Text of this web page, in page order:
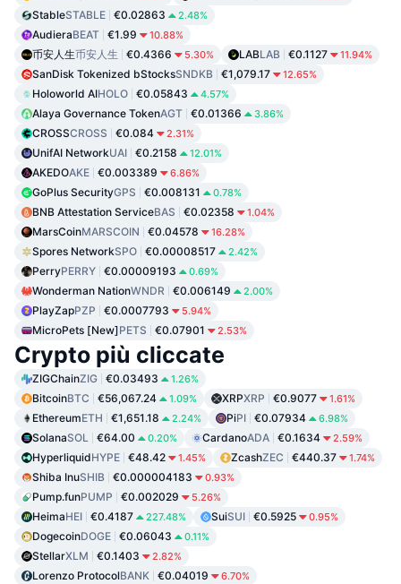
StableSTABLE €0.02863 2.48%
AudieraBEAT €1.99 10.88%
币安人生币安人生 €0.4366 5.30% LABLAB €0.1127 11.94%
SanDisk Tokenized bStocksSNDKB €1,079.17 12.65%
Holoworld AIHOLO €0.05843 4.57%
Alaya Governance TokenAGT €0.01366 3.86%
CROSSCROSS €0.084 2.31%
UnifAI NetworkUAI €0.2158 12.01%
AKEDOAKE €0.003389 6.86%
GoPlus SecurityGPS €0.008131 0.78%
BNB Attestation ServiceBAS €0.02358 1.04%
MarsCoinMARSCOIN €0.04578 16.28%
Spores NetworkSPO €0.00008517 2.42%
PerryPERRY €0.00009193 0.69%
Wonderman NationWNDR €0.006149 2.00%
PlayZapPZP €0.0007793 5.94%
MicroPets [New]PETS €0.07901 2.53%
Crypto più cliccate
ZIGChainZIG €0.03493 1.26%
BitcoinBTC €56,067.24 1.09% XRPXRP €0.9077 1.61%
EthereumETH €1,651.18 2.24% PiPI €0.07934 6.98%
SolanaSOL €64.00 0.20% CardanoADA €0.1634 2.59%
HyperliquidHYPE €48.42 1.45% ZcashZEC €440.37 1.74%
Shiba InuSHIB €0.000004183 0.93%
Pump.funPUMP €0.002029 5.26%
HeimaHEI €0.4187 227.48% SuiSUI €0.5925 0.95%
DogecoinDOGE €0.06043 0.11%
StellarXLM €0.1403 2.82%
Lorenzo ProtocolBANK €0.04019 6.70%